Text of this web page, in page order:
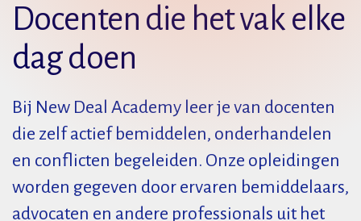
Docenten die het vak elke
dag doen
Bij New Deal Academy leer je van docenten
die zelf actief bemiddelen, onderhandelen
en conflicten begeleiden. Onze opleidingen
worden gegeven door ervaren bemiddelaars,
advocaten en andere professionals uit het